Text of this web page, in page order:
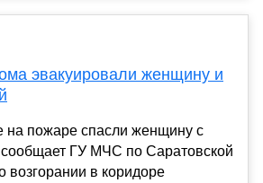
эвакуировали женщину и
на пожаре спасли женщину с
ГУ МЧС по Саратовской
возгорании в коридоре